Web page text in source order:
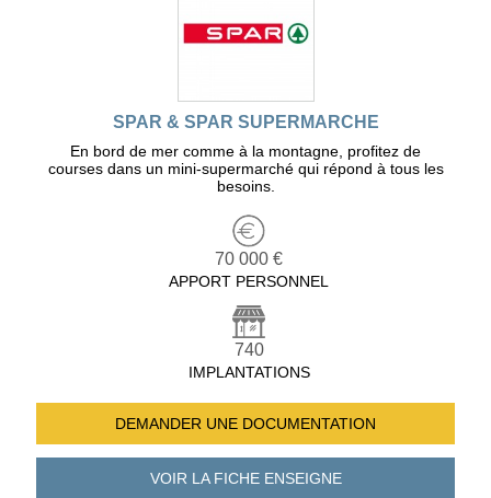
SPAR & SPAR SUPERMARCHE
En bord de mer comme à la montagne, profitez de
courses dans un mini-supermarché qui répond à tous les
besoins.
70 000 €
APPORT PERSONNEL
740
IMPLANTATIONS
DEMANDER UNE DOCUMENTATION
VOIR LA FICHEENSEIGNE